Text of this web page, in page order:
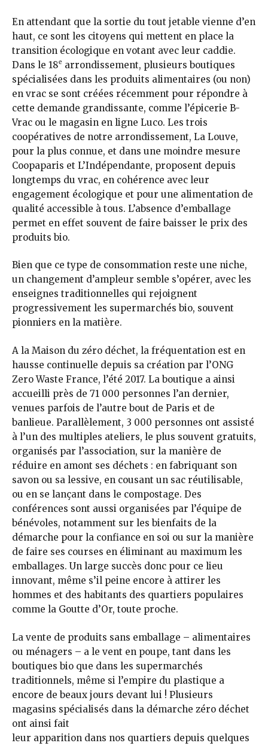
En attendant que la sortie du tout jetable vienne d’en
haut, ce sont les citoyens qui mettent en place la
transition écologique en votant avec leur caddie.
Dans le 18e arrondissement, plusieurs boutiques
spécialisées dans les produits alimentaires (ou non)
en vrac se sont créées récemment pour répondre à
cette demande grandissante, comme l’épicerie B-
Vrac ou le magasin en ligne Luco. Les trois
coopératives de notre arrondissement, La Louve,
pour la plus connue, et dans une moindre mesure
Coopaparis et L’Indépendante, proposent depuis
longtemps du vrac, en cohérence avec leur
engagement écologique et pour une alimentation de
qualité accessible à tous. L’absence d’emballage
permet en effet souvent de faire baisser le prix des
produits bio.
Bien que ce type de consommation reste une niche,
un changement d’ampleur semble s’opérer, avec les
enseignes traditionnelles qui rejoignent
progressivement les supermarchés bio, souvent
pionniers en la matière.
A la Maison du zéro déchet, la fréquentation est en
hausse continuelle depuis sa création par l’ONG
Zero Waste France, l’été 2017. La boutique a ainsi
accueilli près de 71 000 personnes l’an dernier,
venues parfois de l’autre bout de Paris et de
banlieue. Parallèlement, 3 000 personnes ont assisté
à l’un des multiples ateliers, le plus souvent gratuits,
organisés par l’association, sur la manière de
réduire en amont ses déchets : en fabriquant son
savon ou sa lessive, en cousant un sac réutilisable,
ou en se lançant dans le compostage. Des
conférences sont aussi organisées par l’équipe de
bénévoles, notamment sur les bienfaits de la
démarche pour la confiance en soi ou sur la manière
de faire ses courses en éliminant au maximum les
emballages. Un large succès donc pour ce lieu
innovant, même s’il peine encore à attirer les
hommes et des habitants des quartiers populaires
comme la Goutte d’Or, toute proche.
La vente de produits sans emballage – alimentaires
ou ménagers – a le vent en poupe, tant dans les
boutiques bio que dans les supermarchés
traditionnels, même si l’empire du plastique a
encore de beaux jours devant lui ! Plusieurs
magasins spécialisés dans la démarche zéro déchet
ont ainsi fait
leur apparition dans nos quartiers depuis quelques